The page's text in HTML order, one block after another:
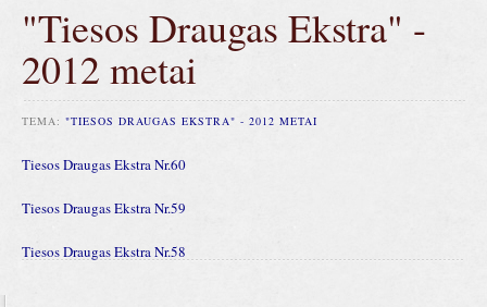
"Tiesos Draugas Ekstra" -
2012 metai
TEMA: "TIESOS DRAUGAS EKSTRA" - 2012 METAI
Tiesos Draugas Ekstra Nr.60
Tiesos Draugas Ekstra Nr.59
Tiesos Draugas Ekstra Nr.58